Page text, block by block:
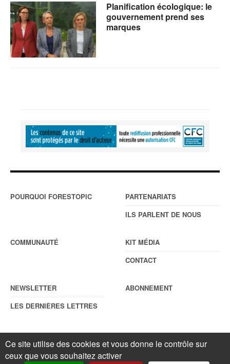
Planification écologique: le
gouvernement prend ses
marques
POURQUOI FORESTOPIC
PARTENARIATS
ILS PARLENT DE NOUS
COMMUNAUTÉ
KIT MÉDIA
CONTACT
NEWSLETTER
LES DERNIÈRES LETTRES
ABONNEMENT
© ForestopicMentions légales. Reproduction interdite sans autorisation
écrite préalable.Gestionnaire de cookies
Ce site utilise des cookies et vous donne le contrôle sur
ceux que vous souhaitez activer